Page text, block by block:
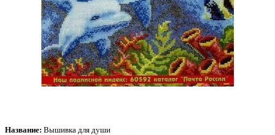
Название: Вышивка для души